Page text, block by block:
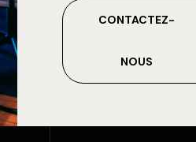
CONTACTEZ-
NOUS